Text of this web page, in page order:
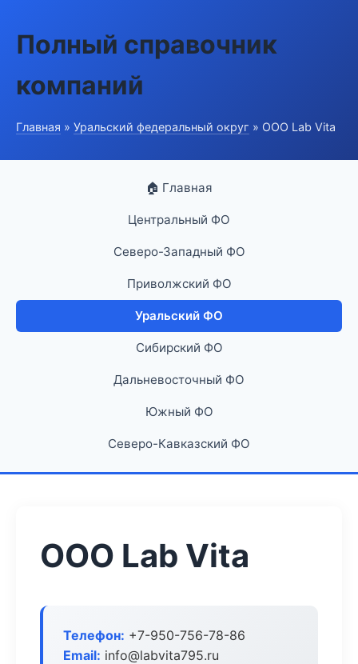
Полный справочник
компаний
Главная » Уральский федеральный округ » ООО Lab Vita
🏠 Главная
Центральный ФО
Северо-Западный ФО
Приволжский ФО
Уральский ФО
Сибирский ФО
Дальневосточный ФО
Южный ФО
Северо-Кавказский ФО
ООО Lab Vita
Телефон: +7-950-756-78-86
Email: info@labvita795.ru